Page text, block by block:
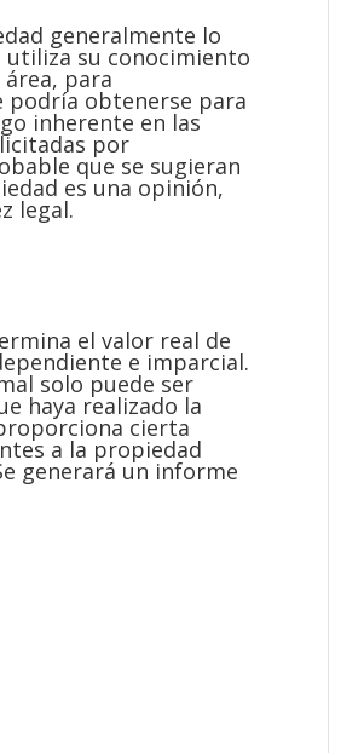
generalmente lo
utiliza su conocimiento
para
podría obtenerse para
inherente en las
por
que se sugieran
es una opinión,
legal.
el valor real de
e imparcial.
solo puede ser
haya realizado la
cierta
a la propiedad
generará un informe